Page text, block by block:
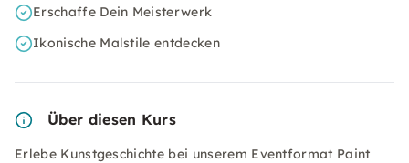
Erschaffe Dein Meisterwerk
Ikonische Malstile entdecken
Über diesen Kurs
Erlebe Kunstgeschichte bei unserem Eventformat Paint